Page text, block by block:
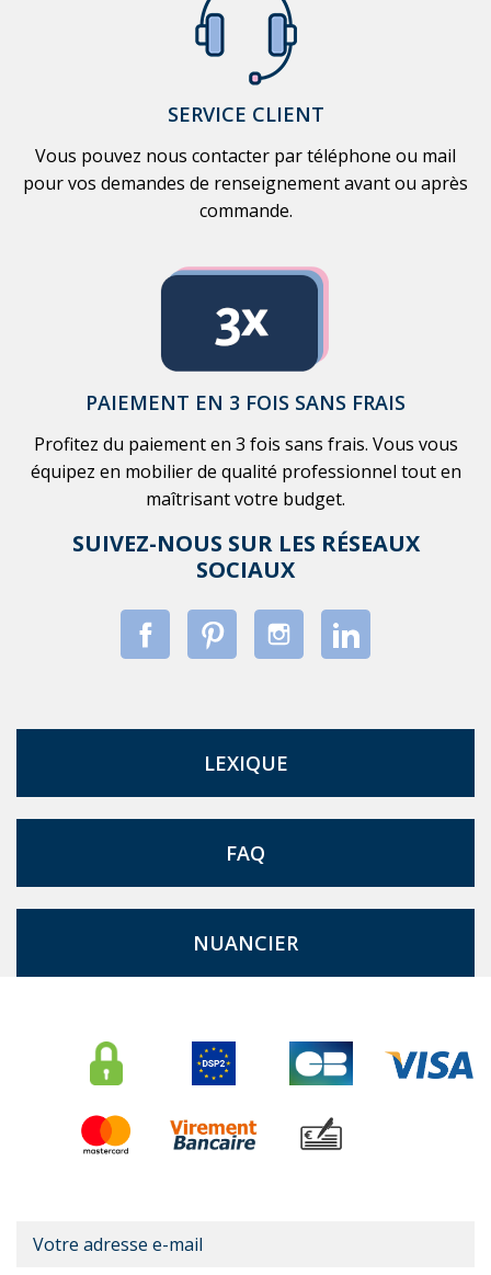
SERVICE CLIENT
Vous pouvez nous contacter par téléphone ou mail
pour vos demandes de renseignement avant ou après
commande.
PAIEMENT EN 3 FOIS SANS FRAIS
Profitez du paiement en 3 fois sans frais. Vous vous
équipez en mobilier de qualité professionnel tout en
maîtrisant votre budget.
SUIVEZ-NOUS SUR LES RÉSEAUX
SOCIAUX
LEXIQUE
FAQ
NUANCIER